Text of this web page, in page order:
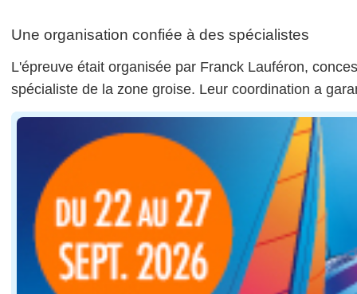
Une organisation confiée à des spécialistes
L'épreuve était organisée par Franck Lauféron,
spécialiste de la zone groise. Leur coordination a